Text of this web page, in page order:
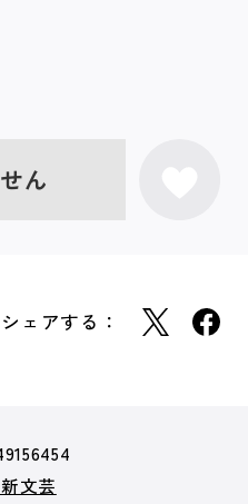
ん
シェアする：
文芸